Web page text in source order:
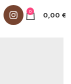
0 0,00 €